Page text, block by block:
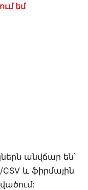
եմ
անվճար են՝
և ֆիրմային